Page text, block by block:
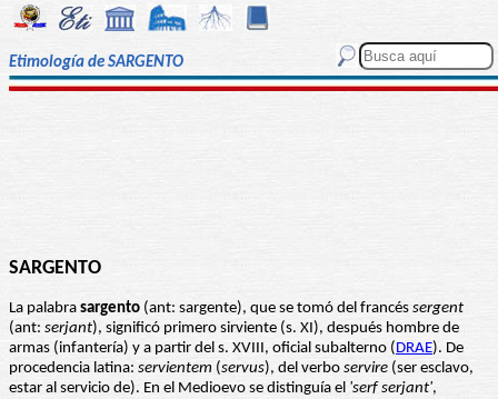
Etimología de SARGENTO
SARGENTO
La palabra sargento (ant: sargente), que se tomó del francés sergent
(ant: serjant), significó primero sirviente (s. XI), después hombre de
armas (infantería) y a partir del s. XVIII, oficial subalterno (DRAE). De
procedencia latina: servientem (servus), del verbo servire (ser esclavo,
estar al servicio de). En el Medioevo se distinguía el 'serf serjant',